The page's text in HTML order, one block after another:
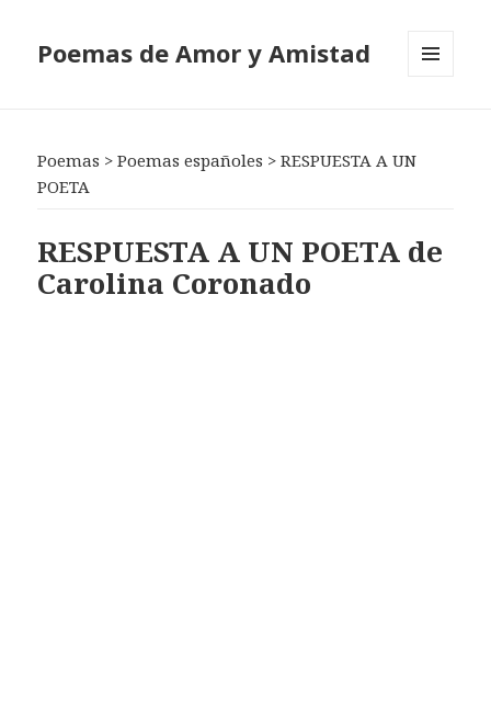
Poemas de Amor y Amistad
Poemas >Poemas españoles >RESPUESTA A UN
POETA
RESPUESTA A UN POETA de
Carolina Coronado